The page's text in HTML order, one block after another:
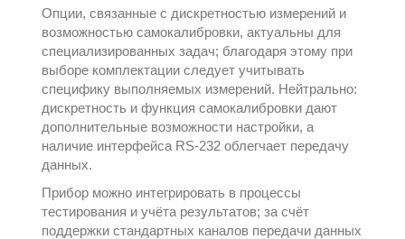
Опции, связанные с дискретностью измерений и
возможностью самокалибровки, актуальны для
специализированных задач; благодаря этому при
выборе комплектации следует учитывать
специфику выполняемых измерений. Нейтрально:
дискретность и функция самокалибровки дают
дополнительные возможности настройки, а
наличие интерфейса RS-232 облегчает передачу
данных.
Прибор можно интегрировать в процессы
тестирования и учёта результатов; за счёт
поддержки стандартных каналов передачи данных